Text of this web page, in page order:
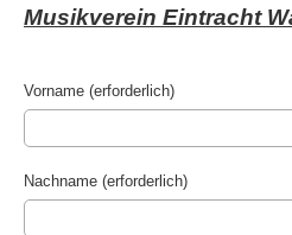
Musikverein Eintracht
Vorname (erforderlich)
Nachname (erforderlich)